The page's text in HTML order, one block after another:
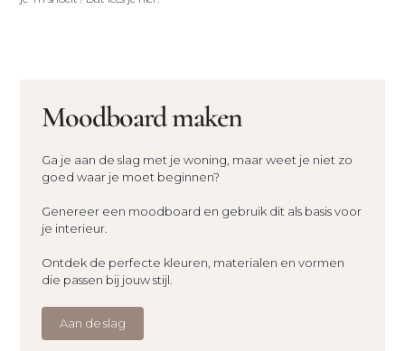
Moodboard maken
Ga je aan de slag met je woning, maar weet je niet zo
goed waar je moet beginnen?
Genereer een moodboard en gebruik dit als basis voor
je interieur.
Ontdek de perfecte kleuren, materialen en vormen
die passen bij jouw stijl.
Aan de slag